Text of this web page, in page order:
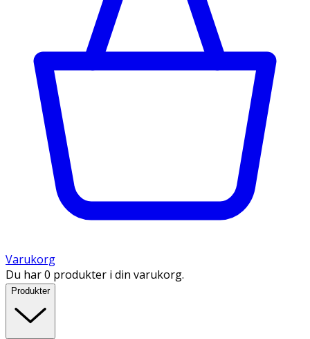
Varukorg
Du har 0 produkter i din varukorg.
Produkter